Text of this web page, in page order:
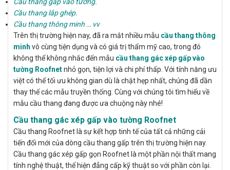
Cầu thang lắp ghép.
Cầu thang thông minh … vv
Trên thị trường hiện nay, đã ra mắt nhiều mẫu cầu thang thông
minh vô cùng tiện dụng và có giá trị thẩm mỹ cao, trong đó
không thể không nhắc đến mẫu cầu thang gác xép gấp vào
tường Roofnetnhỏ gọn, tiện lợi và chi phí thấp. Với tính năng ưu
việt có thể tối ưu không gian dù là chật hẹp nhất, chúng đã dần
thay thế các mẫu truyền thống. Cùng với chúng tôi tìm hiểu về
mẫu cầu thang đang được ưa chuộng này nhé!
Cầu thang gác xép gấp vào tường Roofnet
Cầu thang Roofnet là sự kết hợp tinh tế của tất cả những cải
tiến đổi mới của dòng cầu thang gấp trên thị trường hiện nay.
Cầu thang gác xép gấp gọn Roofnet là một phần nội thất mang
tính nghệ thuật, thể hiện đẳng cấp kỹ thuật so với phần còn lại.